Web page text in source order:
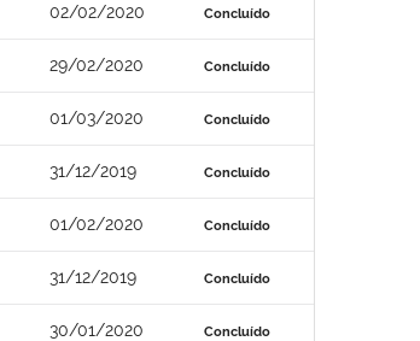
02/02/2020 Concluído
29/02/2020 Concluído
01/03/2020 Concluído
31/12/2019 Concluído
01/02/2020 Concluído
31/12/2019 Concluído
30/01/2020 Concluído